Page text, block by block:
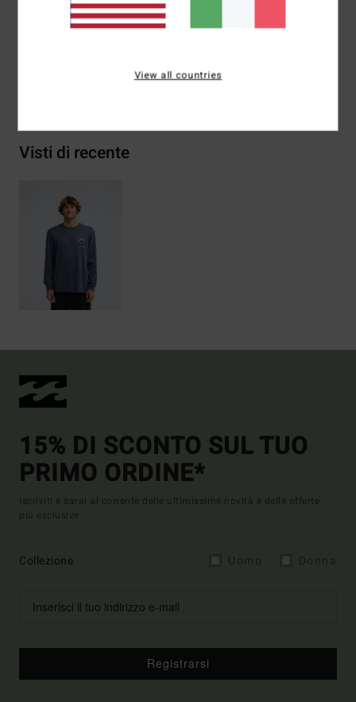
Composizione[Tessuto principale] 70% cotone, 30%
cotone riciclato
Visti di recente
15% DI SCONTO SUL TUO
PRIMO ORDINE*
Iscriviti e sarai al corrente delle ultimissime novità e delle offerte
più esclusive.
Collezione
Registrarsi
View all countries